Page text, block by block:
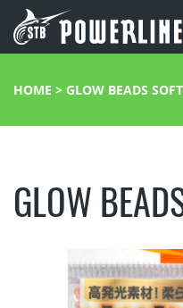
HOME > GLOW BEADS SOFT
GLOW